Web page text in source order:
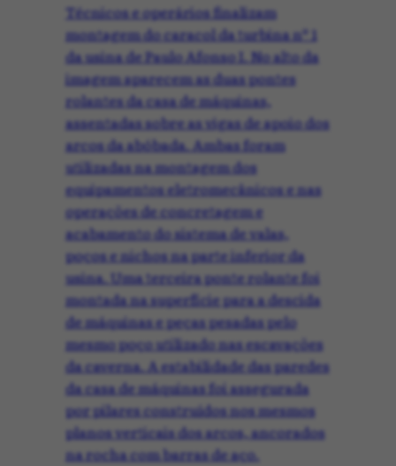
Técnicos e operários finalizam
montagem do caracol da turbina nº 1
da usina de Paulo Afonso I. No alto da
imagem aparecem as duas pontes
rolantes da casa de máquinas,
assentadas sobre as vigas de apoio dos
arcos da abóbada. Ambas foram
utilizadas na montagem dos
equipamentos eletromecânicos e nas
operações de concretagem e
acabamento do sistema de valas,
poços e nichos na parte inferior da
usina. Uma terceira ponte rolante foi
montada na superfície para a descida
de máquinas e peças pesadas pelo
mesmo poço utilizado nas escavações
da caverna. A estabilidade das paredes
da casa de máquinas foi assegurada
por pilares construídos nos mesmos
planos verticais dos arcos, ancorados
na rocha com barras de aço.